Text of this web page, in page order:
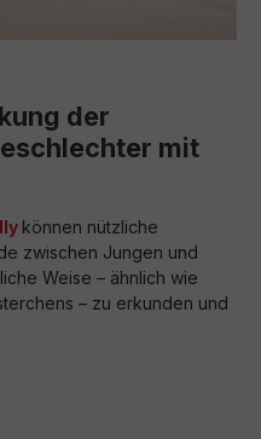
der
mit
können nützliche
zwischen Jungen und
Weise – ähnlich wie
– zu erkunden und